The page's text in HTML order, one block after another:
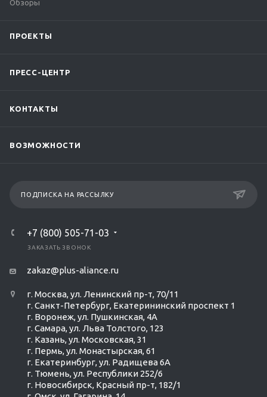
Обзоры
ПРОЕКТЫ
ПРЕСС-ЦЕНТР
КОНТАКТЫ
ВОЗМОЖНОСТИ
ПОДПИСКА НА РАССЫЛКУ
+7 (800) 505-71-03
ЗАКАЗАТЬ ЗВОНОК
zakaz@plus-aliance.ru
г. Москва, ул. Ленинский пр-т, 70/11
г. Санкт-Петербург, Екатерининский проспект 1
г. Воронеж, ул. Пушкинская, 4А
г. Самара, ул. Льва Толстого, 123
г. Казань, ул. Московская, 31
г. Пермь, ул. Монастырская, 61
г. Екатеринбург, ул. Радищева 6А
г. Тюмень, ул. Республики 252/6
г. Новосибирск, Красный пр-т, 182/1